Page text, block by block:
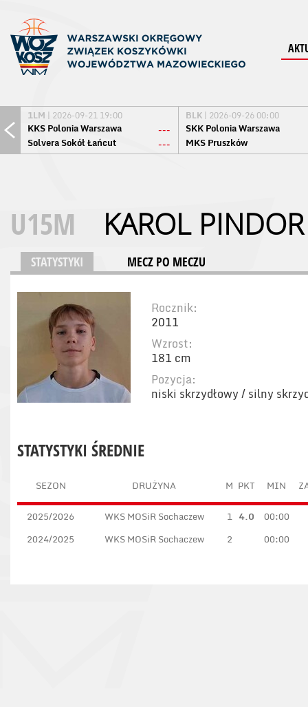
1LM | 2026-09-21 19:00
KKS Polonia Warszawa
---
Solvera Sokół Łańcut
---
BLK | 2026-09-26 00:00
SKK Polonia Warszawa
MKS Pruszków
U15M KAROL PINDOR
STATYSTYKI MECZ PO MECZU
Rocznik:
2011
Wzrost:
181 cm
Pozycja:
niski skrzydłowy / silny
STATYSTYKI ŚREDNIE
SEZON DRUŻYNA M PKT MIN
2025/2026 WKS MOSiR Sochaczew 1 4.0
00:00
2024/2025
WKS MOSiR Sochaczew 2 00:00